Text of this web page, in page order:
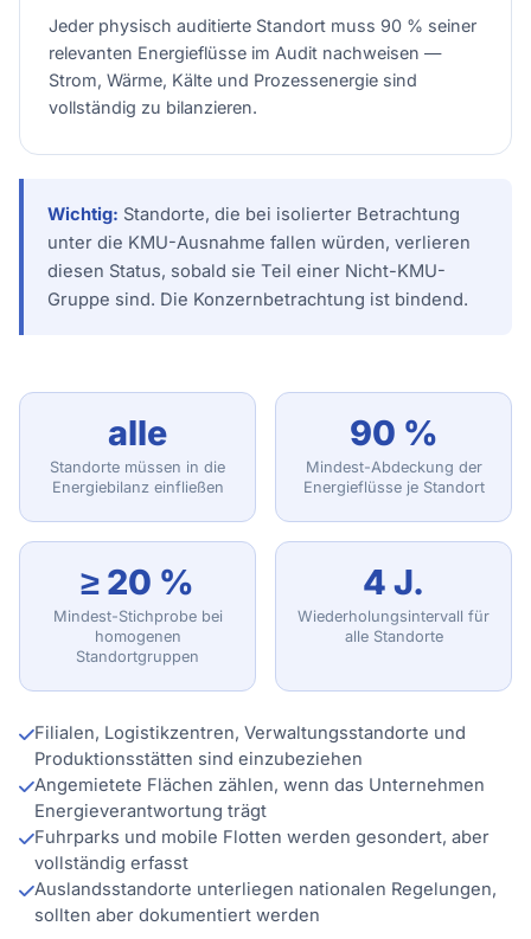
Jeder physisch auditierte Standort muss 90 % seiner
relevanten Energieflüsse im Audit nachweisen —
Strom, Wärme, Kälte und Prozessenergie sind
vollständig zu bilanzieren.
Wichtig: Standorte, die bei isolierter Betrachtung
unter die KMU-Ausnahme fallen würden, verlieren
diesen Status, sobald sie Teil einer Nicht-KMU-
Gruppe sind. Die Konzernbetrachtung ist bindend.
alle
Standorte müssen in die
Energiebilanz einfließen
90 %
Mindest-Abdeckung der
Energieflüsse je Standort
≥ 20 %
Mindest-Stichprobe bei
homogenen
Standortgruppen
4 J.
Wiederholungsintervall für
alle Standorte
Filialen, Logistikzentren, Verwaltungsstandorte und
Produktionsstätten sind einzubeziehen
Angemietete Flächen zählen, wenn das Unternehmen
Energieverantwortung trägt
Fuhrparks und mobile Flotten werden gesondert, aber
vollständig erfasst
Auslandsstandorte unterliegen nationalen Regelungen,
sollten aber dokumentiert werden